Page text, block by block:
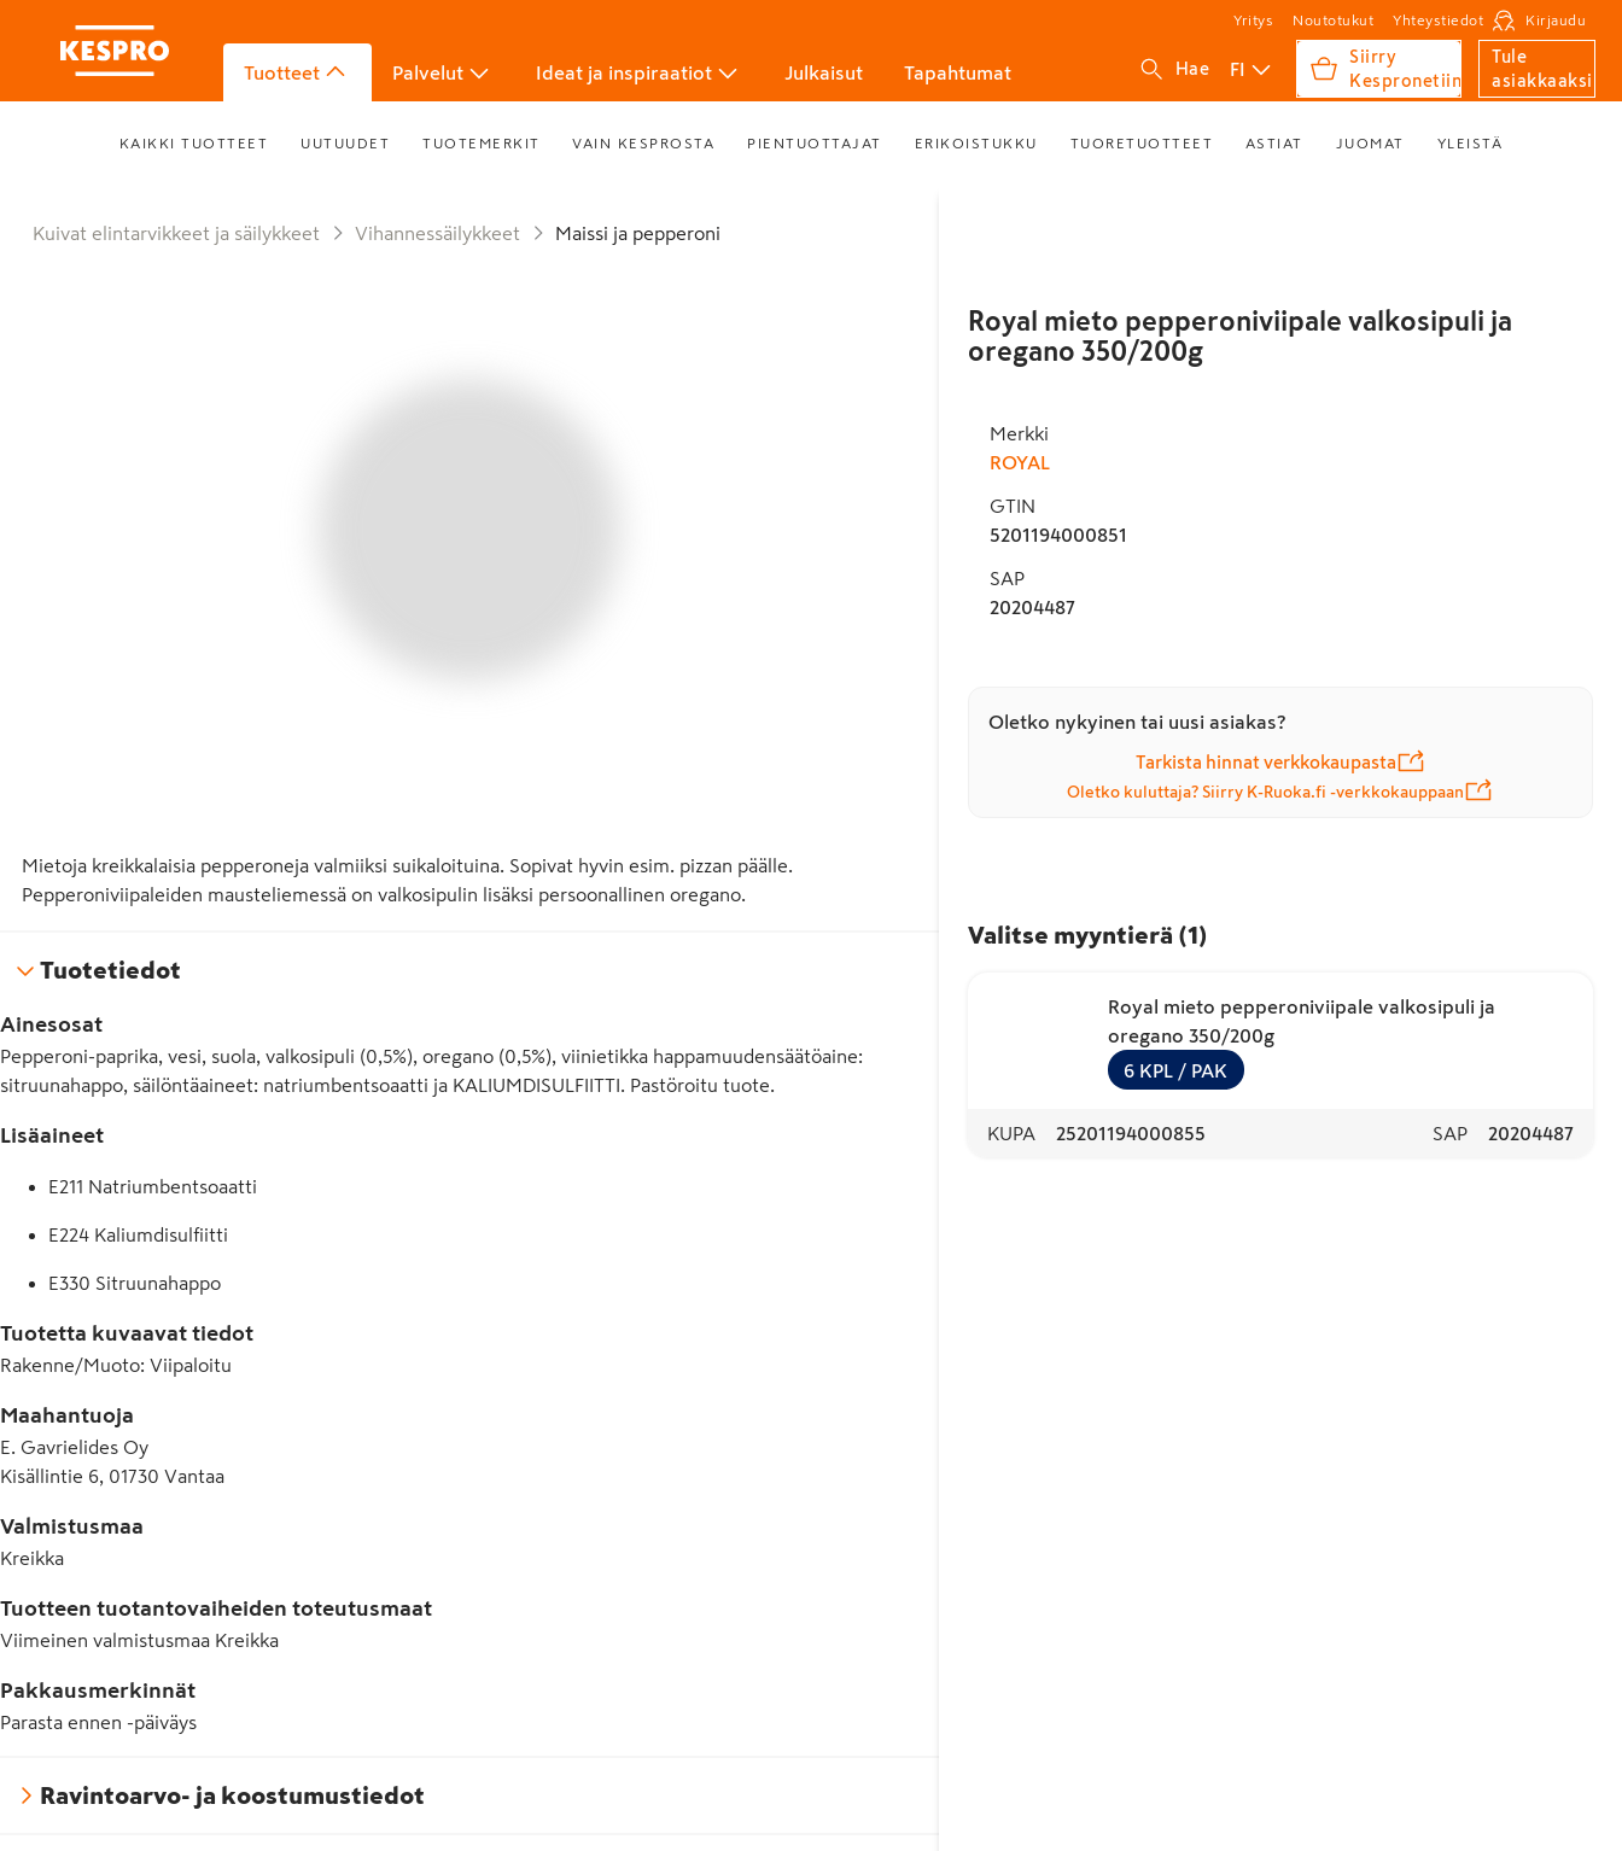
Yritys Noutotukut Yhteystiedot Kirjaudu
Tuotteet Palvelut Ideat ja inspiraatiot Julkaisut Tapahtumat Hae FI
Siirry
Kespronetiin
Tule
asiakkaaksi
KAIKKI TUOTTEET UUTUUDET TUOTEMERKIT VAIN KESPROSTA PIENTUOTTAJAT ERIKOISTUKKU TUORETUOTTEET ASTIAT JUOMAT YLEISTÄ
Kuivat elintarvikkeet ja säilykkeet Vihannessäilykkeet Maissi ja pepperoni
Mietoja kreikkalaisia pepperoneja valmiiksi suikaloituina. Sopivat hyvin esim. pizzan päälle.
Pepperoniviipaleiden mausteliemessä on valkosipulin lisäksi persoonallinen oregano.
Tuotetiedot
Ainesosat
Pepperoni-paprika, vesi, suola, valkosipuli (0,5%), oregano (0,5%), viinietikka happamuudensäätöaine:
sitruunahappo, säilöntäaineet: natriumbentsoaatti ja KALIUMDISULFIITTI. Pastöroitu tuote.
Lisäaineet
E211 Natriumbentsoaatti
E224 Kaliumdisulfiitti
E330 Sitruunahappo
Tuotetta kuvaavat tiedot
Rakenne/Muoto: Viipaloitu
Maahantuoja
E. Gavrielides Oy
Kisällintie 6, 01730 Vantaa
Valmistusmaa
Kreikka
Tuotteen tuotantovaiheiden toteutusmaat
Viimeinen valmistusmaa Kreikka
Pakkausmerkinnät
Parasta ennen -päiväys
Ravintoarvo- ja koostumustiedot
Royal mieto pepperoniviipale valkosipuli ja
oregano 350/200g
Merkki
ROYAL
GTIN
5201194000851
SAP
20204487
Oletko nykyinen tai uusi asiakas?
Tarkista hinnat verkkokaupasta
Oletko kuluttaja? Siirry K-Ruoka.fi -verkkokauppaan
Valitse myyntierä (1 )
Royal mieto pepperoniviipale valkosipuli ja
oregano 350/200g
6 KPL / PAK
KUPA 25201194000855 SAP 20204487